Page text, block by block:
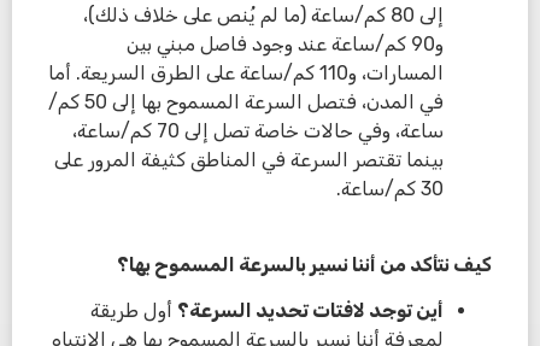
إلى 80 كم/ساعة (ما لم يُنص على خلاف ذلك)،
و90 كم/ساعة عند وجود فاصل مبني بين
المسارات، و110 كم/ساعة على الطرق السريعة. أما
في المدن، فتصل السرعة المسموح بها إلى 50 كم/
ساعة، وفي حالات خاصة تصل إلى 70 كم/ساعة،
بينما تقتصر السرعة في المناطق كثيفة المرور على
30 كم/ساعة.
كيف نتأكد من أننا نسير بالسرعة المسموح بها؟
أين توجد لافتات تحديد السرعة؟ أول طريقة
لمعرفة أننا نسير بالسرعة المسموح بها هي الانتباه